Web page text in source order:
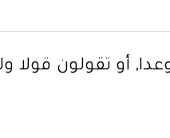
أو تقولون